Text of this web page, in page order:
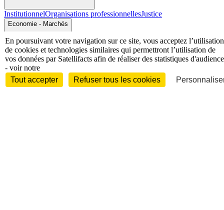
InstitutionnelOrganisations professionnellesJustice
Economie - Marchés
En poursuivant votre navigation sur ce site, vous acceptez l’utilisation
de cookies et technologies similaires qui permettront l’utilisation de
vos données par Satellifacts afin de réaliser des statistiques d'audience
- voir notre
Tout accepter
Refuser tous les cookies